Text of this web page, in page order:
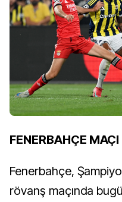
FENERBAHÇE
Fenerbahçe,
rövanş maçında